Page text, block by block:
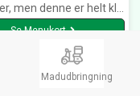
din mad så er dette helt klart stedet til dig, vil klart anbefale det, har aldrig smagt så god en pizza som her.
Se Menukort
Madudbringning